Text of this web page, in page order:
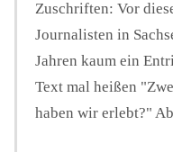
Zuschriften: Vor
Journalisten in
Jahren kaum ein
Text mal heißen
haben wir erlebt?"